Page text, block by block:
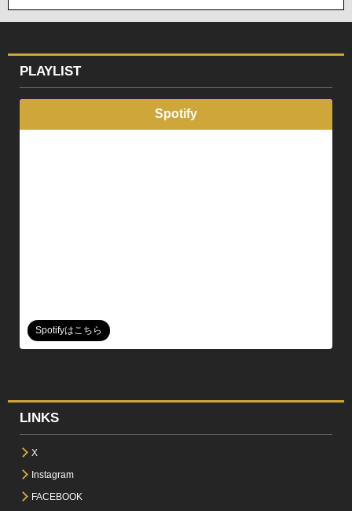
PLAYLIST
Spotify
Spotifyはこちら
LINKS
X
Instagram
FACEBOOK